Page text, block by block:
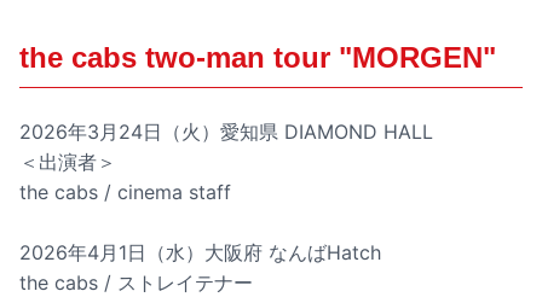
the cabs two-man tour "MORGEN"
2026年3月24日（火）愛知県 DIAMOND HALL
＜出演者＞
the cabs / cinema staff
2026年4月1日（水）大阪府 なんばHatch
the cabs / ストレイテナー